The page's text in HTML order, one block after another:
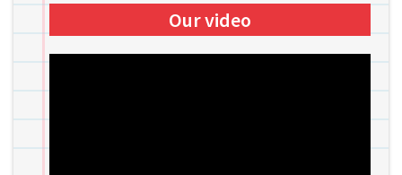
Our video